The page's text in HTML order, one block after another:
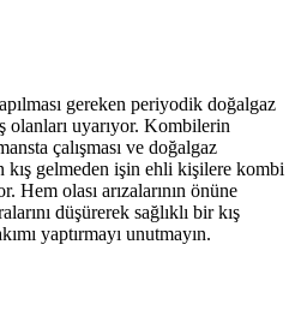
gereken periyodik doğalgaz
olanları uyarıyor. Kombilerin
çalışması ve doğalgaz
kış gelmeden işin ehli kişilere kombi
Hem olası arızalarının önüne
düşürerek sağlıklı bir kış
yaptırmayı unutmayın.